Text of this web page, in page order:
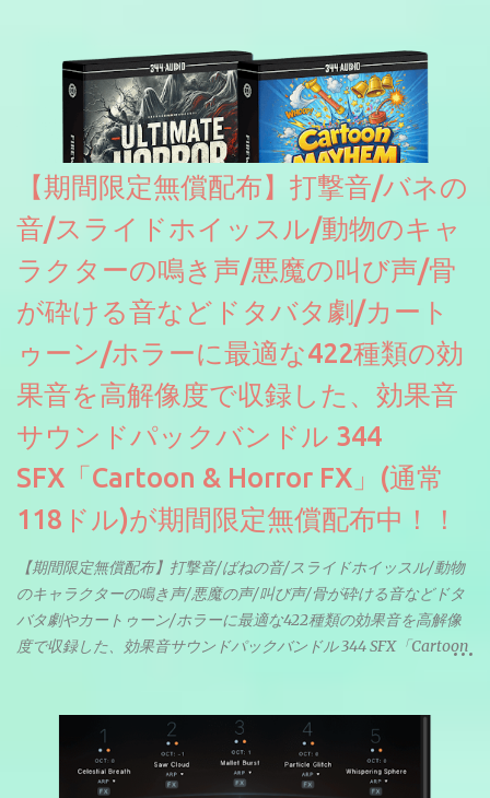
【期間限定無償配布】打撃音/バネの
音/スライドホイッスル/動物のキャ
ラクターの鳴き声/悪魔の叫び声/骨
が砕ける音などドタバタ劇/カート
ゥーン/ホラーに最適な422種類の効
果音を高解像度で収録した、効果音
サウンドパックバンドル 344
SFX「Cartoon & Horror FX」(通常
118ドル)が期間限定無償配布中！！
【期間限定無償配布】打撃音/ばねの音/スライドホイッスル/動物
のキャラクターの鳴き声/悪魔の声/叫び声/骨が砕ける音などドタ
バタ劇やカートゥーン/ホラーに最適な422種類の効果音を高解像
度で収録した、効果音サウンドパックバンドル 344 SFX「Cartoon